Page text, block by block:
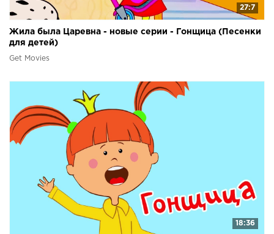
27:7
Жила была Царевна - новые серии - Гонщица (Песенки
для детей)
Get Movies
18:36